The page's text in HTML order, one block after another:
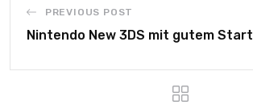
PREVIOUS POST
Nintendo New 3DS mit gutem Start